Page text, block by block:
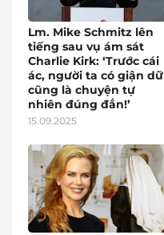
Lm. Mike Schmitz lên
tiếng sau vụ ám sát
Charlie Kirk: ‘Trước cái
ác, người ta có giận dữ
cũng là chuyện tự
nhiên đúng đắn!’
15.09.2025